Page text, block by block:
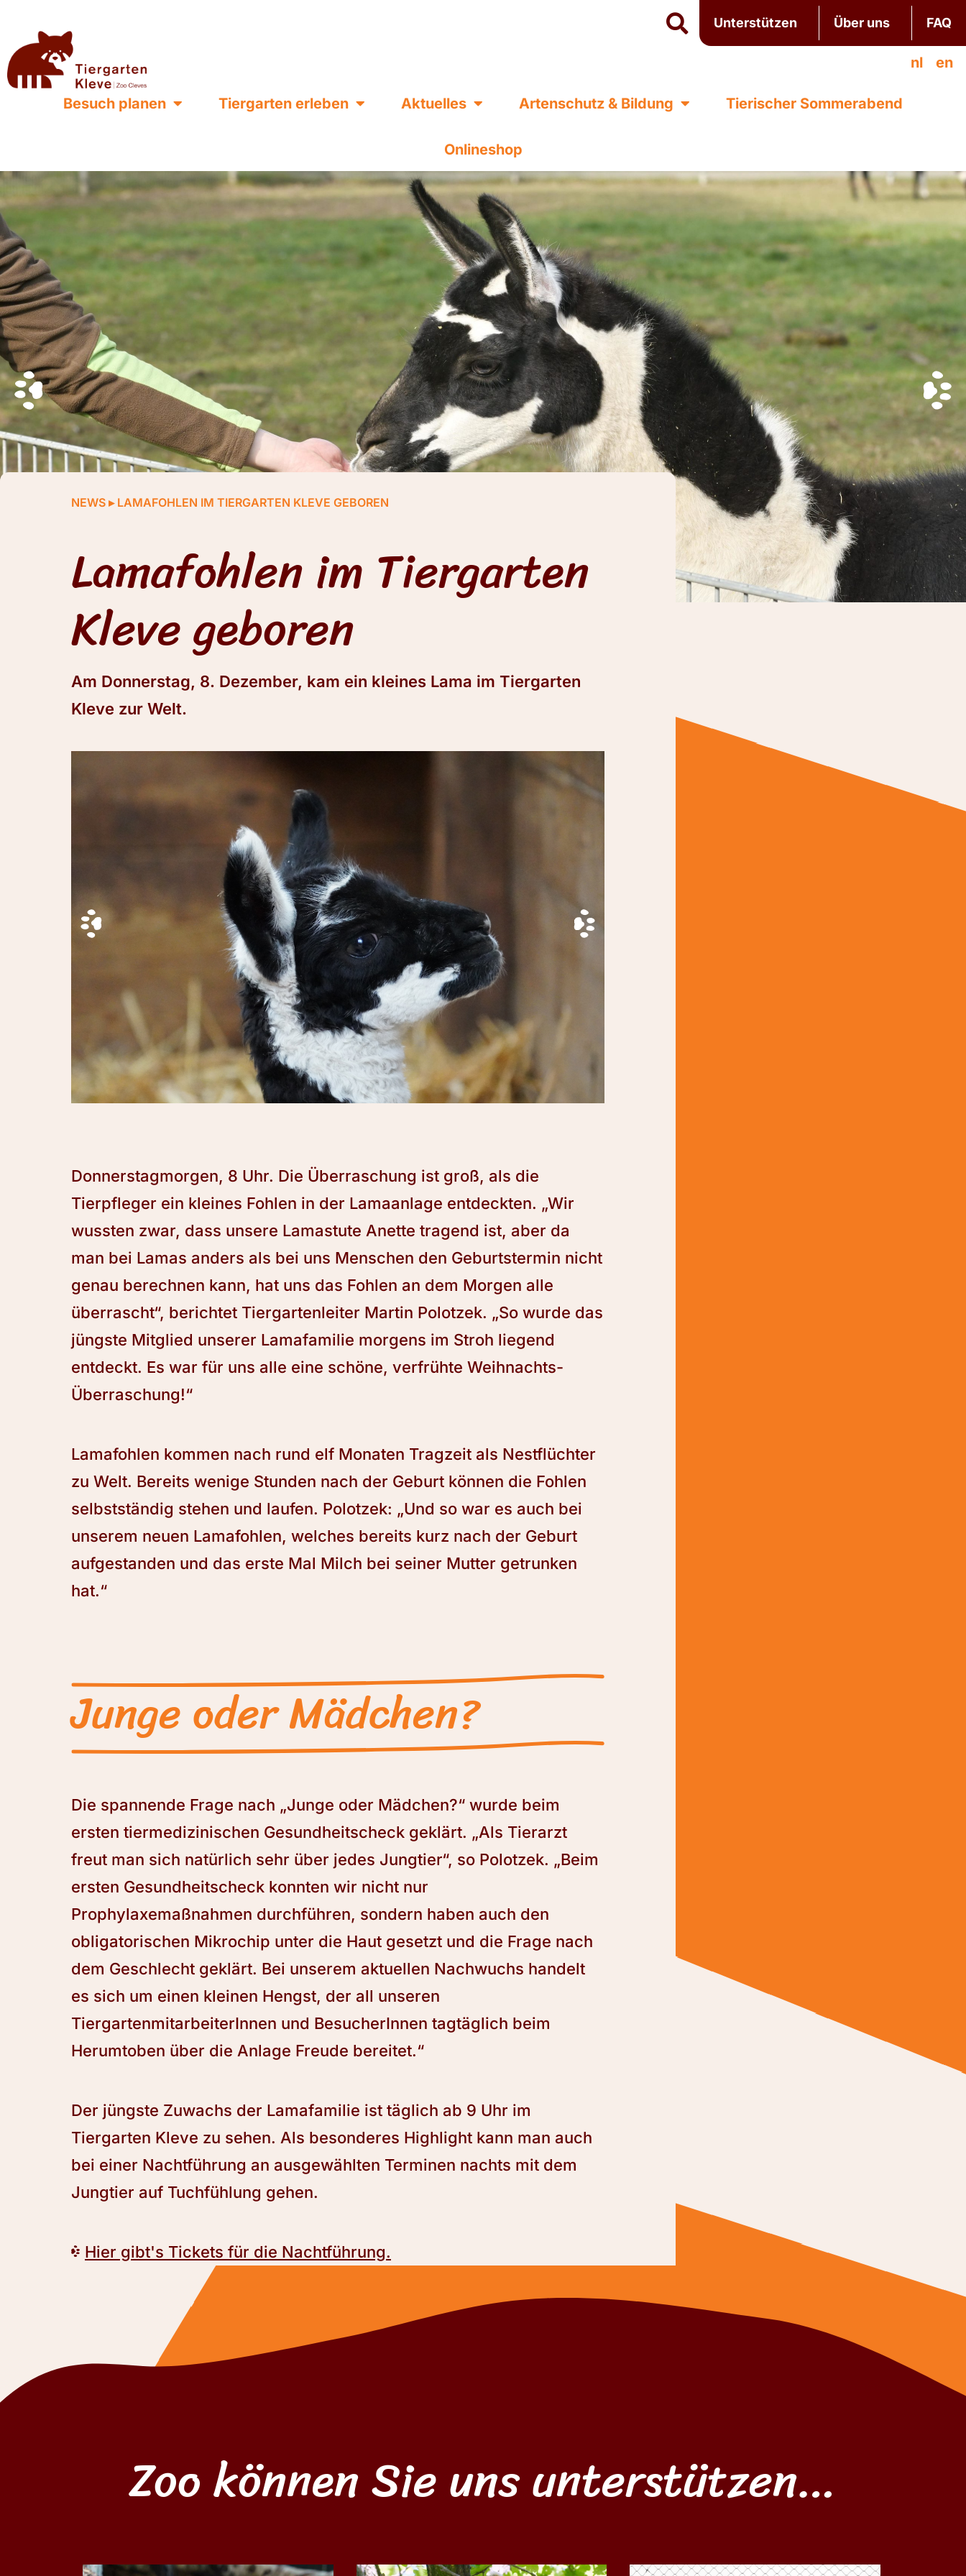
Unterstützen Über uns FAQ
nl en
Besuch planen Tiergarten erleben Aktuelles Artenschutz & Bildung Tierischer Sommerabend
Onlineshop
NEWS ▸ LAMAFOHLEN IM TIERGARTEN KLEVE GEBOREN
Lamafohlen im Tiergarten
Kleve geboren
Am Donnerstag, 8. Dezember, kam ein kleines Lama im Tiergarten
Kleve zur Welt.
Donnerstagmorgen, 8 Uhr. Die Überraschung ist groß, als die
Tierpfleger ein kleines Fohlen in der Lamaanlage entdeckten. „Wir
wussten zwar, dass unsere Lamastute Anette tragend ist, aber da
man bei Lamas anders als bei uns Menschen den Geburtstermin nicht
genau berechnen kann, hat uns das Fohlen an dem Morgen alle
überrascht“, berichtet Tiergartenleiter Martin Polotzek. „So wurde das
jüngste Mitglied unserer Lamafamilie morgens im Stroh liegend
entdeckt. Es war für uns alle eine schöne, verfrühte Weihnachts-
Überraschung!“
Lamafohlen kommen nach rund elf Monaten Tragzeit als Nestflüchter
zu Welt. Bereits wenige Stunden nach der Geburt können die Fohlen
selbstständig stehen und laufen. Polotzek: „Und so war es auch bei
unserem neuen Lamafohlen, welches bereits kurz nach der Geburt
aufgestanden und das erste Mal Milch bei seiner Mutter getrunken
hat.“
Junge oder Mädchen?
Die spannende Frage nach „Junge oder Mädchen?“ wurde beim
ersten tiermedizinischen Gesundheitscheck geklärt. „Als Tierarzt
freut man sich natürlich sehr über jedes Jungtier“, so Polotzek. „Beim
ersten Gesundheitscheck konnten wir nicht nur
Prophylaxemaßnahmen durchführen, sondern haben auch den
obligatorischen Mikrochip unter die Haut gesetzt und die Frage nach
dem Geschlecht geklärt. Bei unserem aktuellen Nachwuchs handelt
es sich um einen kleinen Hengst, der all unseren
TiergartenmitarbeiterInnen und BesucherInnen tagtäglich beim
Herumtoben über die Anlage Freude bereitet.“
Der jüngste Zuwachs der Lamafamilie ist täglich ab 9 Uhr im
Tiergarten Kleve zu sehen. Als besonderes Highlight kann man auch
bei einer Nachtführung an ausgewählten Terminen nachts mit dem
Jungtier auf Tuchfühlung gehen.
Hier gibt's Tickets für die Nachtführung.
Zoo können Sie uns unterstützen…